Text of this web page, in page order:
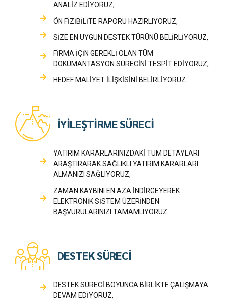
ANALİZ EDİYORUZ,
ÖN FİZİBİLİTE RAPORU HAZIRLIYORUZ,
SİZE EN UYGUN DESTEK TÜRÜNÜ BELİRLİYORUZ,
FİRMA İÇİN GEREKLİ OLAN TÜM
DOKÜMANTASYON SÜRECİNİ TESPİT EDİYORUZ,
HEDEF MALİYET İLİŞKİSİNİ BELİRLİYORUZ.
İYİLEŞTİRME SÜRECİ
YATIRIM KARARLARINIZDAKİ TÜM DETAYLARI
ARAŞTIRARAK SAĞLIKLI YATIRIM KARARLARI
ALMANIZI SAĞLIYORUZ,
ZAMAN KAYBINI EN AZA İNDİRGEYEREK
ELEKTRONİK SİSTEM ÜZERİNDEN
BAŞVURULARINIZI TAMAMLIYORUZ.
DESTEK SÜRECİ
DESTEK SÜRECİ BOYUNCA BİRLİKTE ÇALIŞMAYA
DEVAM EDİYORUZ,